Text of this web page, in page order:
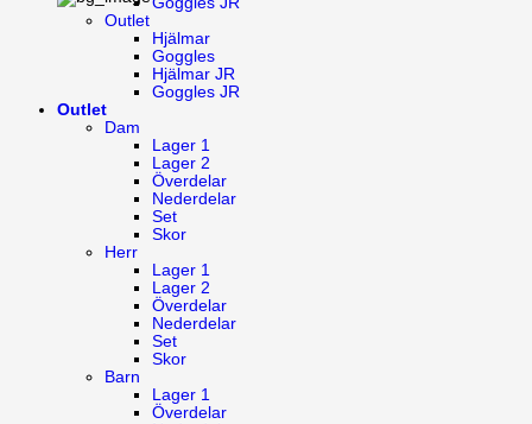
Outlet
Hjälmar
Goggles
Hjälmar JR
Goggles JR
Outlet
Dam
Lager 1
Lager 2
Överdelar
Nederdelar
Set
Skor
Herr
Lager 1
Lager 2
Överdelar
Nederdelar
Set
Skor
Barn
Lager 1
Överdelar